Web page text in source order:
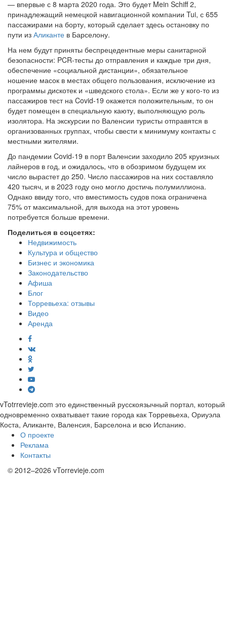
— впервые с 8 марта 2020 года. Это будет Mein Schiff 2,
принадлежащий немецкой навигационной компании Tui, с 655
пассажирами на борту, который сделает здесь остановку по
пути из Аликанте в Барселону.
На нем будут приняты беспрецедентные меры санитарной
безопасности: PCR-тесты до отправления и каждые три дня,
обеспечение «социальной дистанции», обязательное
ношение масок в местах общего пользования, исключение из
программы дискотек и «шведского стола». Если же у кого-то из
пассажиров тест на Covid-19 окажется положительным, то он
будет помещен в специальную каюту, выполняющую роль
изолятора. На экскурсии по Валенсии туристы отправятся в
организованных группах, чтобы свести к минимуму контакты с
местными жителями.
До пандемии Covid-19 в порт Валенсии заходило 205 круизных
лайнеров в год, и ожидалось, что в обозримом будущем их
число вырастет до 250. Число пассажиров на них составляло
420 тысяч, и в 2023 году оно могло достичь полумиллиона.
Однако ввиду того, что вместимость судов пока ограничена
75% от максимальной, для выхода на этот уровень
потребуется больше времени.
Поделиться в соцсетях:
Недвижимость
Культура и общество
Бизнес и экономика
Законодательство
Афиша
Блог
Торревьеха: отзывы
Видео
Аренда
vTotrrevieje.com это единственный русскоязычный портал, который
одновременно охватывает такие города как Торревьеха, Ориуэла
Коста, Аликанте, Валенсия, Барселона и всю Испанию.
О проекте
Реклама
Контакты
© 2012–2026 vTorrevieje.com